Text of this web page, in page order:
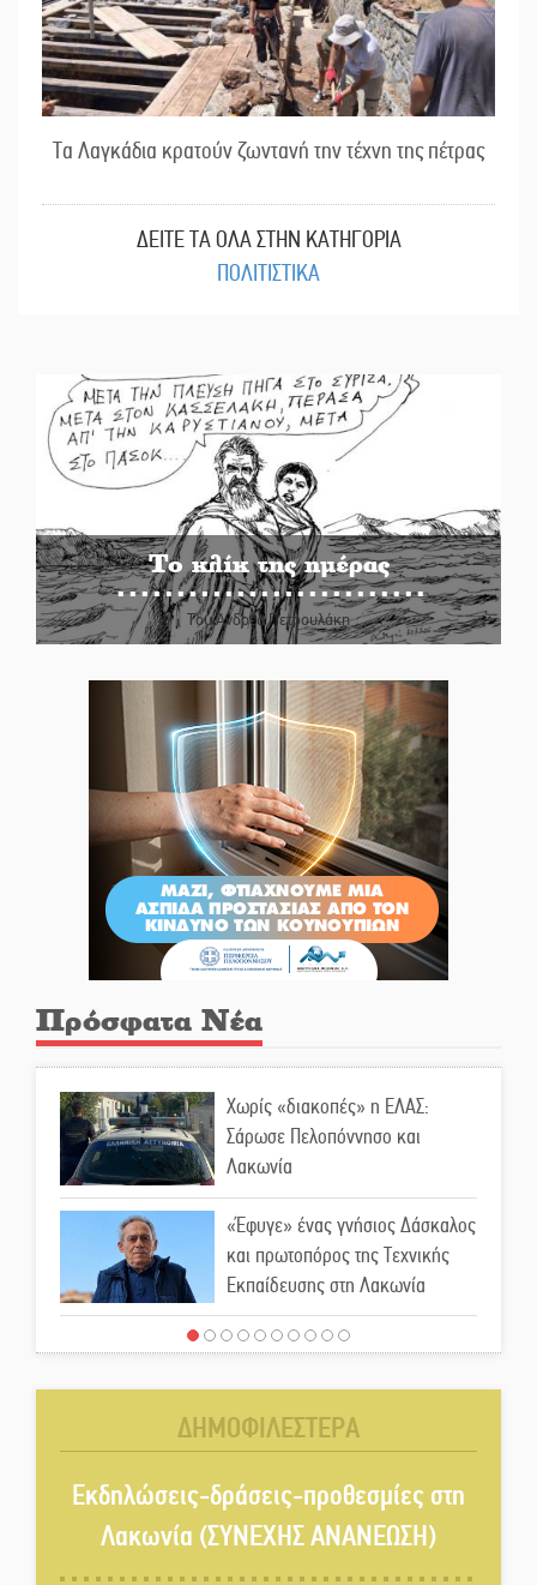
Τα Λαγκάδια κρατούν ζωντανή την τέχνη της πέτρας
ΔΕΙΤΕ ΤΑ ΟΛΑ ΣΤΗΝ ΚΑΤΗΓΟΡΙΑ
ΠΟΛΙΤΙΣΤΙΚΑ
Το κλίκ της ημέρας
Του Ανδρέα Πετρουλάκη
Πρόσφατα Νέα
Χωρίς «διακοπές» η ΕΛΑΣ:
Σάρωσε Πελοπόννησο και
Λακωνία
«Έφυγε» ένας γνήσιος Δάσκαλος
και πρωτοπόρος της Τεχνικής
Εκπαίδευσης στη Λακωνία
«Κλειστά» ανοιχτά προαύλια
Πετρίνα: Αντάμωμα με μουσική,
χορό και παράδοση
Σωτήρια επέμβαση για ναυτικό
ΔΗΜΟΦΙΛΕΣΤΕΡΑ
Εκδηλώσεις-δράσεις-προθεσμίες στη
Λακωνία (ΣΥΝΕΧΗΣ ΑΝΑΝΕΩΣΗ)